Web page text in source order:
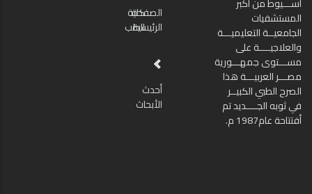
المستشفيات
الجامعيــة التعليميـــة
والعلاجيــــة على
مســـتوى جمهـــورية
مصـــر العربيـــة هذا
الصرح الطبي الكبيــر
في ثوبه الجــــديد تم
أفتتاحة عام1987 م.
الصفحة
الرئيسية
كلية
الطب
أحدث
الأبحاث